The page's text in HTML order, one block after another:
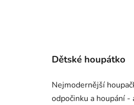
Dětské houpátko
Nejmodernější
odpočinku a houpání -